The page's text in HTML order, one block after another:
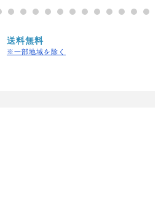
10 11 12 13 14 15 16 17 18 19 20
送料無料
※一部地域を除く